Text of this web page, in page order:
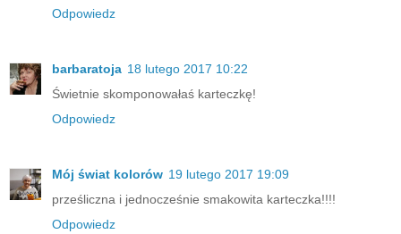
Odpowiedz
barbaratoja 18 lutego 2017 10:22
Świetnie skomponowałaś karteczkę!
Odpowiedz
Mój świat kolorów 19 lutego 2017 19:09
prześliczna i jednocześnie smakowita karteczka!!!!
Odpowiedz